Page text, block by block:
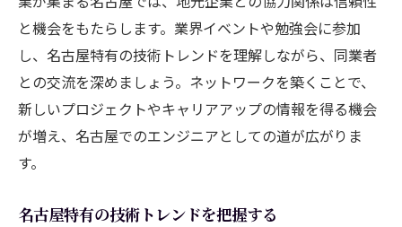
と機会をもたらします。業界イベントや勉強会に参加
し、名古屋特有の技術トレンドを理解しながら、同業者
との交流を深めましょう。ネットワークを築くことで、
新しいプロジェクトやキャリアアップの情報を得る機会
が増え、名古屋でのエンジニアとしての道が広がりま
す。
名古屋特有の技術トレンドを把握する